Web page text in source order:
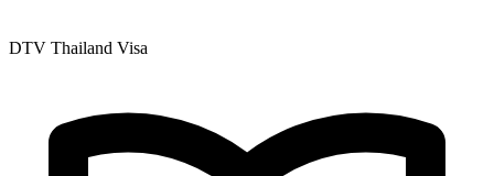
DTV Thailand Visa